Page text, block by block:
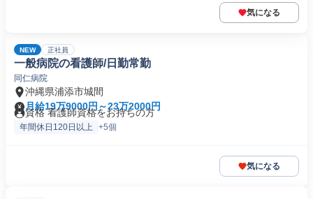
気になる
NEW 正社員
一般病院の看護師/日勤常勤
同仁病院
沖縄県浦添市城間
月給19万9000円～23万2000円
資格 看護師資格をお持ちの方
年間休日120日以上 +5個
気になる